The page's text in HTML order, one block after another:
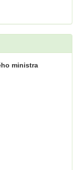
ministra